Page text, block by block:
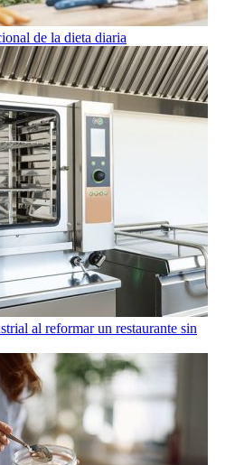
de la dieta diaria
al reformar un restaurante sin